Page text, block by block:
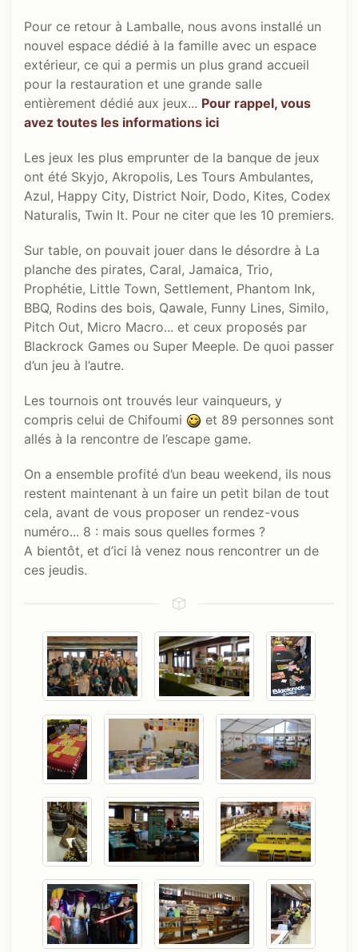
Pour ce retour à Lamballe, nous avons installé un
nouvel espace dédié à la famille avec un espace
extérieur, ce qui a permis un plus grand accueil
pour la restauration et une grande salle
entièrement dédié aux jeux... Pour rappel, vous
avez toutes les informations ici
Les jeux les plus emprunter de la banque de jeux
ont été Skyjo, Akropolis, Les Tours Ambulantes,
Azul, Happy City, District Noir, Dodo, Kites, Codex
Naturalis, Twin It. Pour ne citer que les 10 premiers.
Sur table, on pouvait jouer dans le désordre à La
planche des pirates, Caral, Jamaica, Trio,
Prophétie, Little Town, Settlement, Phantom Ink,
BBQ, Rodins des bois, Qawale, Funny Lines, Similo,
Pitch Out, Micro Macro... et ceux proposés par
Blackrock Games ou Super Meeple. De quoi passer
d’un jeu à l’autre.
Les tournois ont trouvés leur vainqueurs, y
compris celui de Chifoumi
et 89 personnes sont
allés à la rencontre de l’escape game.
On a ensemble profité d’un beau weekend, ils nous
restent maintenant à un faire un petit bilan de tout
cela, avant de vous proposer un rendez-vous
numéro... 8 : mais sous quelles formes ?
A bientôt, et d’ici là venez nous rencontrer un de
ces jeudis.